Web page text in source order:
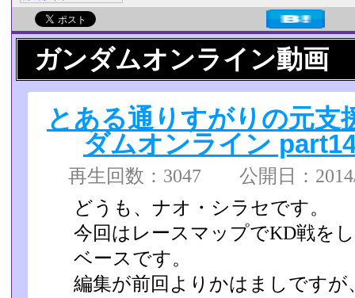
ガンダムオンライン動画
とある通りすがりの元
ダムオンライン
再生回数：3047 公開日：
どうも、ナオ・シラセです。
今回はレースマップでKD戦を
ベースです。
編集が前回よりかはましです